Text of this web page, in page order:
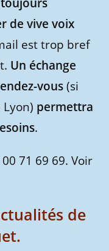
de vive voix
est trop bref
Un échange
vous(si
permettra
.
71 69 69. Voir
de